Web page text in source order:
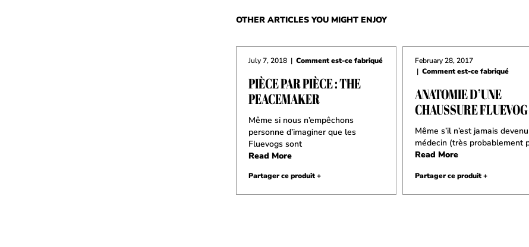
OTHER ARTICLES YOU MIGHT ENJOY
July 7, 2018 | Comment est-ce fabriqué
PIÈCE PAR PIÈCE : THE
PEACEMAKER
Même si nous n’empêchons
personne d’imaginer que les
Fluevogs sont
Read More
Partager ce produit +
February 28, 2017
| Comment est-ce fabriqué
ANATOMIE D’UNE
CHAUSSURE FLUEVOG
Même s’il n’est jamais devenu
médecin (très probablement
Read More
Partager ce produit +